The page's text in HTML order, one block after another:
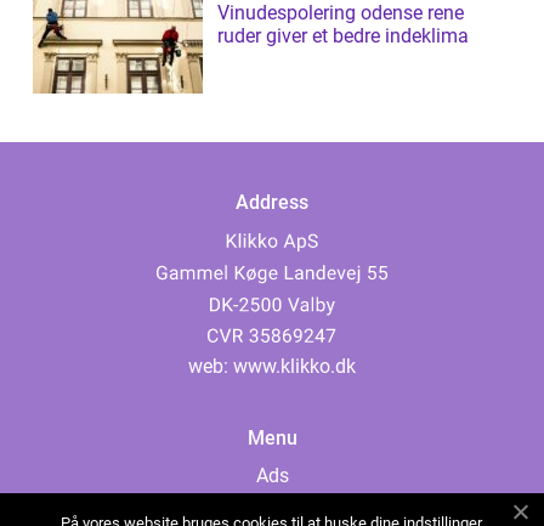
Vinudespolering odense rene
ruder giver et bedre indeklima
Address
web: www.klikko.dk
Menu
Ads